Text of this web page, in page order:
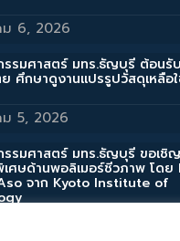
ม 6, 2026
รมศาสตร์ มทร.ธัญบุรี ต้อนรั
ศึกษาดูงานแปรรูปวัสดุเหลือ
ม 5, 2026
รรมศาสตร์ มทร.ธัญบุรี ขอเชิ
ศษด้านพอลิเมอร์ชีวภาพ โดย
จาก Kyoto Institute of
3, 2026